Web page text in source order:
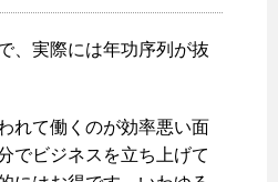
、実際には年功序列が抜
れて働くのが効率悪い面
でビジネスを立ち上げて